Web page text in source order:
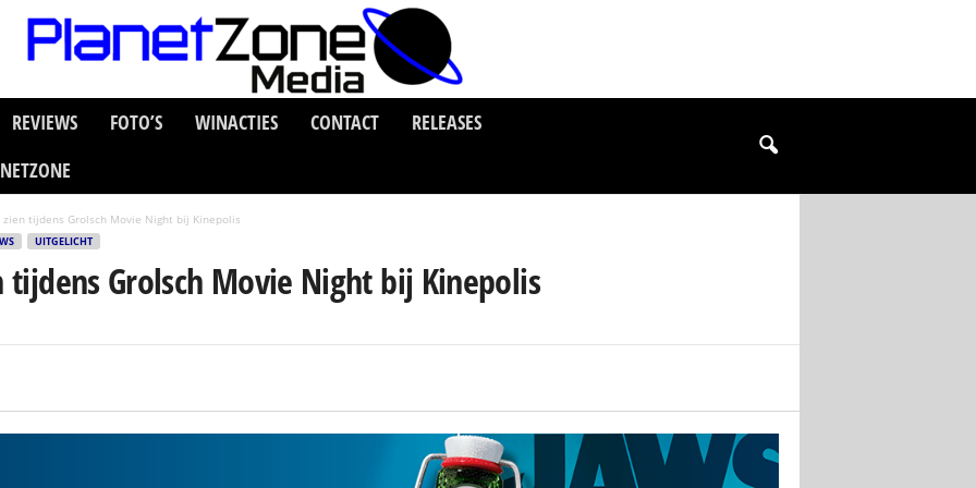
REVIEWS FOTO’S WINACTIES CONTACT
RELEASES
zien tijdens Grolsch Movie Night bij Kinepolis
UITGELICHT
tijdens Grolsch Movie Night bij Kinepolis